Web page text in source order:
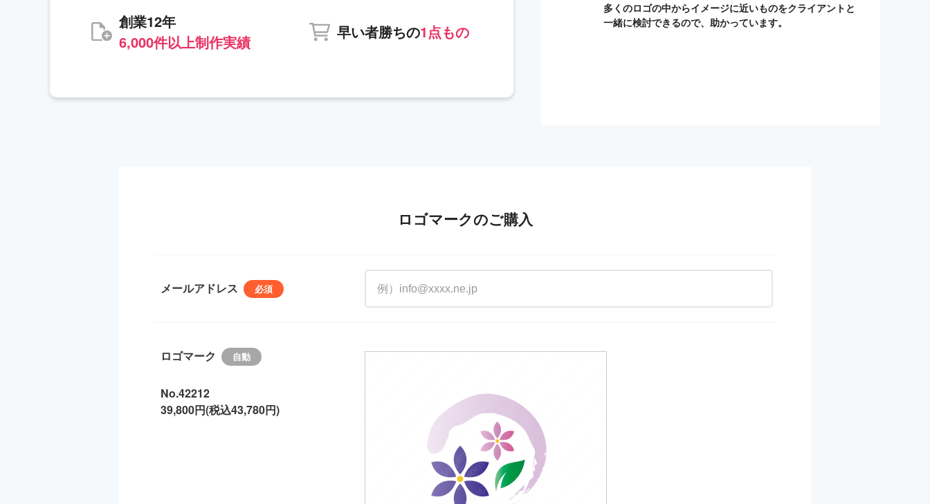
創業12年
6,000件以上制作実績
早い者勝ちの1点もの
多くのロゴの中からイメージに近いものをクライアントと
一緒に検討できるので、助かっています。
ロゴマークのご購入
メールアドレス
ロゴマーク
No.42212
39,800円(税込43,780円)